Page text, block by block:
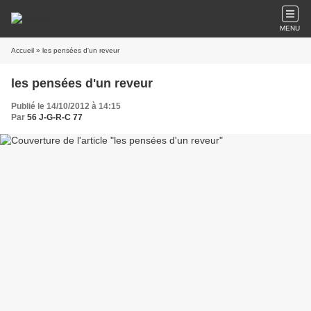
MENU
Accueil » les pensées d'un reveur
les pensées d'un reveur
Publié le 14/10/2012 à 14:15
Par 56 J-G-R-C 77